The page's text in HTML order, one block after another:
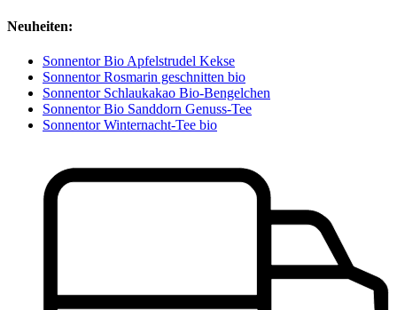
Neuheiten:
Sonnentor Bio Apfelstrudel Kekse
Sonnentor Rosmarin geschnitten bio
Sonnentor Schlaukakao Bio-Bengelchen
Sonnentor Bio Sanddorn Genuss-Tee
Sonnentor Winternacht-Tee bio